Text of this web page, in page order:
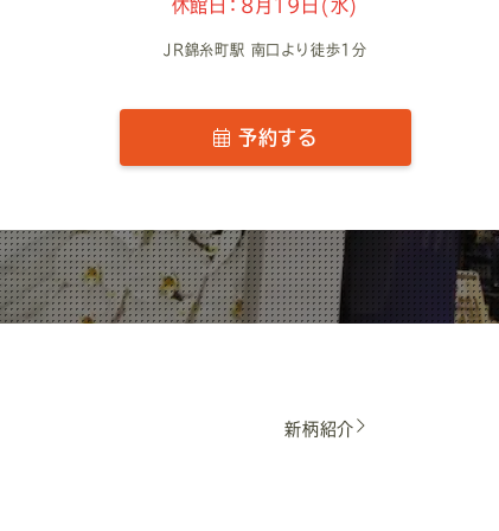
休館日：8月19日(水)
JR錦糸町駅 南口より徒歩1分
予約する
新柄紹介